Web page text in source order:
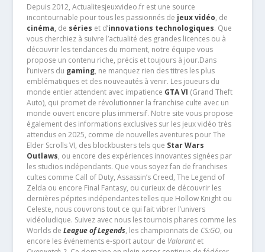
Depuis 2012, Actualitesjeuxvideo.fr est une source
incontournable pour tous les passionnés de jeux vidéo, de
cinéma,de séries et d’innovations technologiques. Que
vous cherchiez à suivre l’actualité des grandes licences ou à
découvrir les tendances du moment, notre équipe vous
propose un contenu riche, précis et toujours à jour.Dans
l’univers du gaming, ne manquez rien des titres les plus
emblématiques et des nouveautés à venir. Les joueurs du
monde entier attendent avec impatience GTA VI (Grand Theft
Auto), qui promet de révolutionner la franchise culte avec un
monde ouvert encore plus immersif. Notre site vous propose
également des informations exclusives sur les jeux vidéo très
attendus en 2025, comme de nouvelles aventures pour The
Elder Scrolls VI, des blockbusters tels que Star Wars
Outlaws, ou encore des expériences innovantes signées par
les studios indépendants. Que vous soyez fan de franchises
cultes comme Call of Duty, Assassin’s Creed, The Legend of
Zelda ou encore Final Fantasy, ou curieux de découvrir les
dernières pépites indépendantes telles que Hollow Knight ou
Celeste, nous couvrons tout ce qui fait vibrer l’univers
vidéoludique. Suivez avec nous les tournois phares comme les
Worlds de League of Legends, les championnats de CS:GO, ou
encore les événements e-sport autour de Valorantet